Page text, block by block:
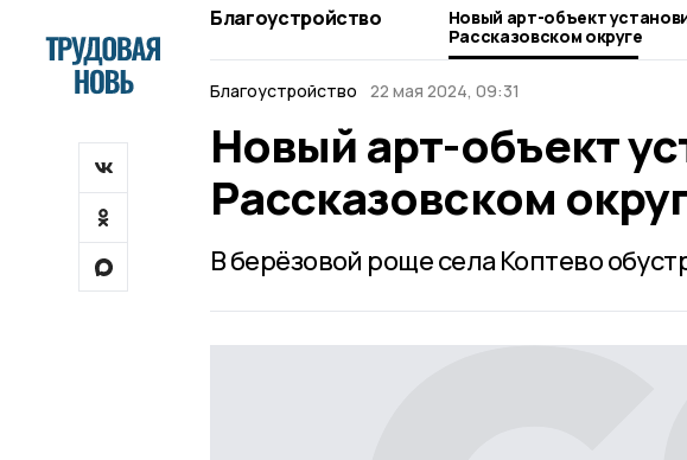
Благоустройство
Новый арт-объект
Рассказовском округе
Благоустройство 22 мая 2024, 09:31
Новый арт-объект
Рассказовском
В берёзовой роще села Коптево